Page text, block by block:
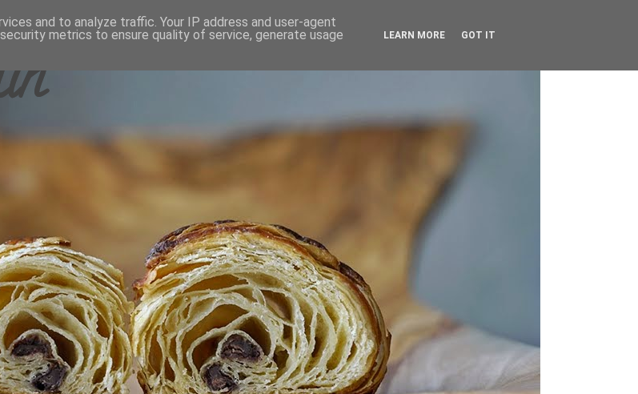
and to analyze traffic. Your IP address and user-agent
metrics to ensure quality of service, generate usage
LEARN MORE GOT IT